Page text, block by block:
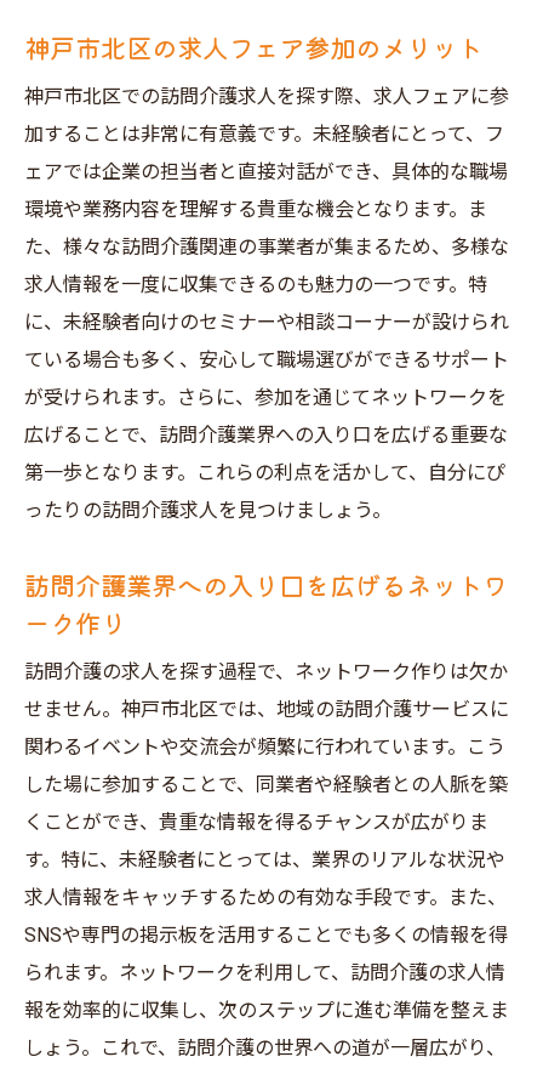
神戸市北区の求人フェア参加のメリット
神戸市北区での訪問介護求人を探す際、求人フェアに参
加することは非常に有意義です。未経験者にとって、フ
ェアでは企業の担当者と直接対話ができ、具体的な職場
環境や業務内容を理解する貴重な機会となります。ま
た、様々な訪問介護関連の事業者が集まるため、多様な
求人情報を一度に収集できるのも魅力の一つです。特
に、未経験者向けのセミナーや相談コーナーが設けられ
ている場合も多く、安心して職場選びができるサポート
が受けられます。さらに、参加を通じてネットワークを
広げることで、訪問介護業界への入り口を広げる重要な
第一歩となります。これらの利点を活かして、自分にぴ
ったりの訪問介護求人を見つけましょう。
訪問介護業界への入り口を広げるネットワ
ーク作り
訪問介護の求人を探す過程で、ネットワーク作りは欠か
せません。神戸市北区では、地域の訪問介護サービスに
関わるイベントや交流会が頻繁に行われています。こう
した場に参加することで、同業者や経験者との人脈を築
くことができ、貴重な情報を得るチャンスが広がりま
す。特に、未経験者にとっては、業界のリアルな状況や
求人情報をキャッチするための有効な手段です。また、
SNSや専門の掲示板を活用することでも多くの情報を得
られます。ネットワークを利用して、訪問介護の求人情
報を効率的に収集し、次のステップに進む準備を整えま
しょう。これで、訪問介護の世界への道が一層広がり、